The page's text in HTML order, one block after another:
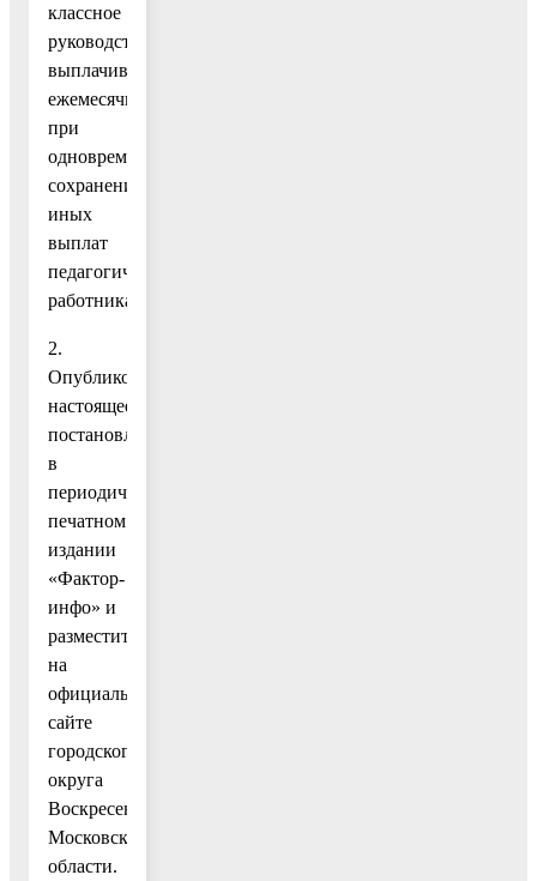
классное
руководство
выплачивается
ежемесячно
при
одновременном
сохранении
иных
выплат
педагогическим
работникам.».
2.
Опубликовать
настоящее
постановление
в
периодическом
печатном
издании
«Фактор-
инфо» и
разместить
на
официальном
сайте
городского
округа
Воскресенск
Московской
области.